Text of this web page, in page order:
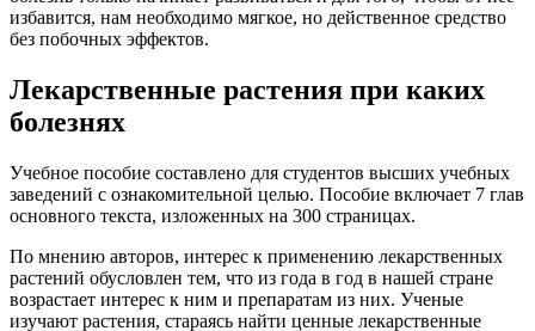
избавится, нам необходимо мягкое, но действенное средство
без побочных эффектов.
Лекарственные растения при каких
болезнях
Учебное пособие составлено для студентов высших учебных
заведений с ознакомительной целью. Пособие включает 7 глав
основного текста, изложенных на 300 страницах.
По мнению авторов, интерес к применению лекарственных
растений обусловлен тем, что из года в год в нашей стране
возрастает интерес к ним и препаратам из них. Ученые
изучают растения, стараясь найти ценные лекарственные